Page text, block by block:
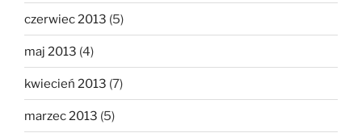
czerwiec 2013 (5)
maj 2013 (4)
kwiecień 2013 (7)
marzec 2013 (5)